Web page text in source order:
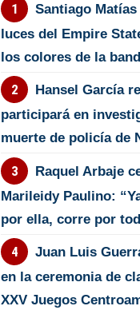
Santiago
luces del Empire
los colores de la
Hansel García
participará en
muerte de policía de
Raquel Arbaje
Marileidy Paulino:
por ella, corre por
Juan Luis
en la ceremonia de
XXV Juegos